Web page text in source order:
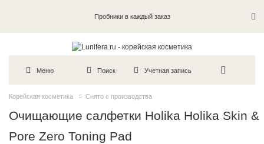
Пробники в каждый заказ
Меню Поиск Учетная запись
Корейская косметика Снято с производства
Очищающие салфетки Holika Holika Skin &
Pore Zero Toning Pad